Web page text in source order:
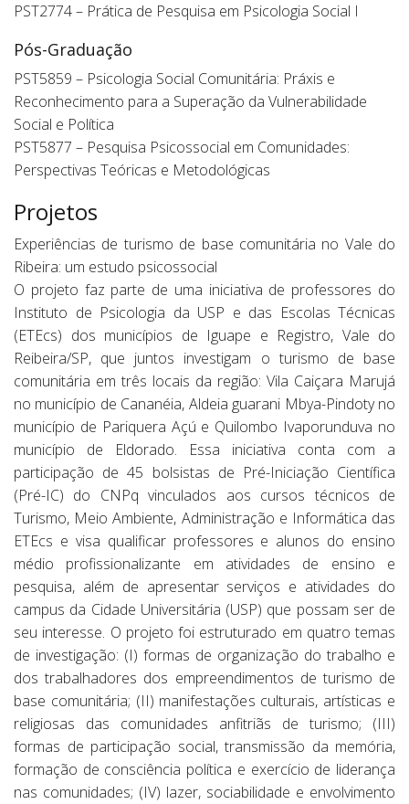
PST2774 – Prática de Pesquisa em Psicologia Social I
Pós-Graduação
PST5859 – Psicologia Social Comunitária: Práxis e
Reconhecimento para a Superação da Vulnerabilidade
Social e Política
PST5877 – Pesquisa Psicossocial em Comunidades:
Perspectivas Teóricas e Metodológicas
Projetos
Experiências de turismo de base comunitária no Vale do
Ribeira: um estudo psicossocial
O projeto faz parte de uma iniciativa de professores do
Instituto de Psicologia da USP e das Escolas Técnicas
(ETEcs) dos municípios de Iguape e Registro, Vale do
Reibeira/SP, que juntos investigam o turismo de base
comunitária em três locais da região: Vila Caiçara Marujá
no município de Cananéia, Aldeia guarani Mbya-Pindoty no
município de Pariquera Açú e Quilombo Ivaporunduva no
município de Eldorado. Essa iniciativa conta com a
participação de 45 bolsistas de Pré-Iniciação Científica
(Pré-IC) do CNPq vinculados aos cursos técnicos de
Turismo, Meio Ambiente, Administração e Informática das
ETEcs e visa qualificar professores e alunos do ensino
médio profissionalizante em atividades de ensino e
pesquisa, além de apresentar serviços e atividades do
campus da Cidade Universitária (USP) que possam ser de
seu interesse. O projeto foi estruturado em quatro temas
de investigação: (I) formas de organização do trabalho e
dos trabalhadores dos empreendimentos de turismo de
base comunitária; (II) manifestações culturais, artísticas e
religiosas das comunidades anfitriãs de turismo; (III)
formas de participação social, transmissão da memória,
formação de consciência política e exercício de liderança
nas comunidades; (IV) lazer, sociabilidade e envolvimento